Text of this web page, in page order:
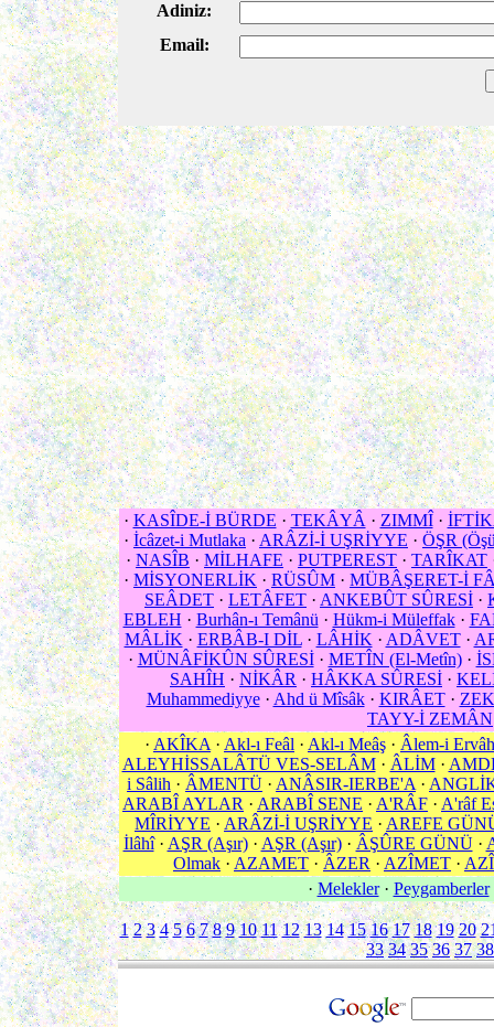
Adiniz:
Email:
· KASÎDE-İ BÜRDE · TEKÂYÂ · ZIMMÎ·
· İcâzet-i Mutlaka · ARÂZİ-İ UŞRİYYE · ÖŞR
· NASÎB · MİLHAFE · PUTPEREST · TARÎKAT
· MİSYONERLİK · RÜSÛM · MÜBÂŞERET-İ
SEÂDET · LETÂFET · ANKEBÛT SÛRESİ ·
EBLEH · Burhân-ı Temânü · Hükm-i Müleffak·
MÂLİK · ERBÂB-I DİL· LÂHİK · ADÂVET·
· MÜNÂFİKÛN SÛRESİ· METÎN (El-Metîn)·
SAHÎH · NİKÂR · HÂKKA SÛRESİ ·
Muhammediyye· Ahd ü Mîsâk· KIRÂET·
TAYY-İ ZEMÂN
· AKÎKA · Akl-ı Feâl · Akl-ı Meâş · Âlem-i Ervâh
ALEYHİSSALÂTÜ VES-SELÂM· ÂLİM·
i Sâlih · ÂMENTÜ · ANÂSIR-IERBE'A ·
ARABÎ AYLAR · ARABÎ SENE · A'RÂF · A'râf
MÎRİYYE · ARÂZİ-İ UŞRİYYE · AREFE
İlâhî· AŞR (Aşır)· AŞR (Aşır)· ÂŞÛRE GÜNÜ·
Olmak · AZAMET · ÂZER · AZÎMET ·
· Melekler· Peygamberler
1 2 3 4 5 6 7 8 9 10 11 12 13 14 15 16 17 18 19 20
33 34 35 36 37 38